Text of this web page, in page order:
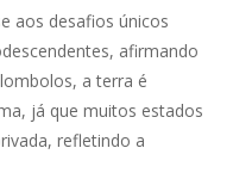
aos desafios únicos
afirmando
a terra é
já que muitos estados
refletindo a